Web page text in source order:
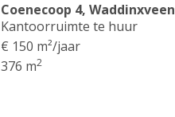
Coenecoop 4, Waddinxveen
Kantoorruimte te huur
€ 150 m²/jaar
376 m2